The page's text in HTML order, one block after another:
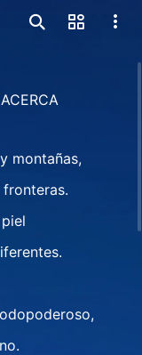
montañas,